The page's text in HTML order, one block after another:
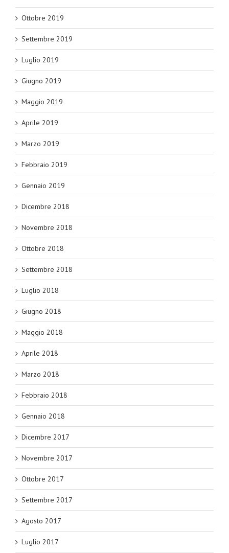
Ottobre 2019
Settembre 2019
Luglio 2019
Giugno 2019
Maggio 2019
Aprile 2019
Marzo 2019
Febbraio 2019
Gennaio 2019
Dicembre 2018
Novembre 2018
Ottobre 2018
Settembre 2018
Luglio 2018
Giugno 2018
Maggio 2018
Aprile 2018
Marzo 2018
Febbraio 2018
Gennaio 2018
Dicembre 2017
Novembre 2017
Ottobre 2017
Settembre 2017
Agosto 2017
Luglio 2017